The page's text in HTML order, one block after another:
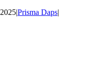
|Prisma Daps|